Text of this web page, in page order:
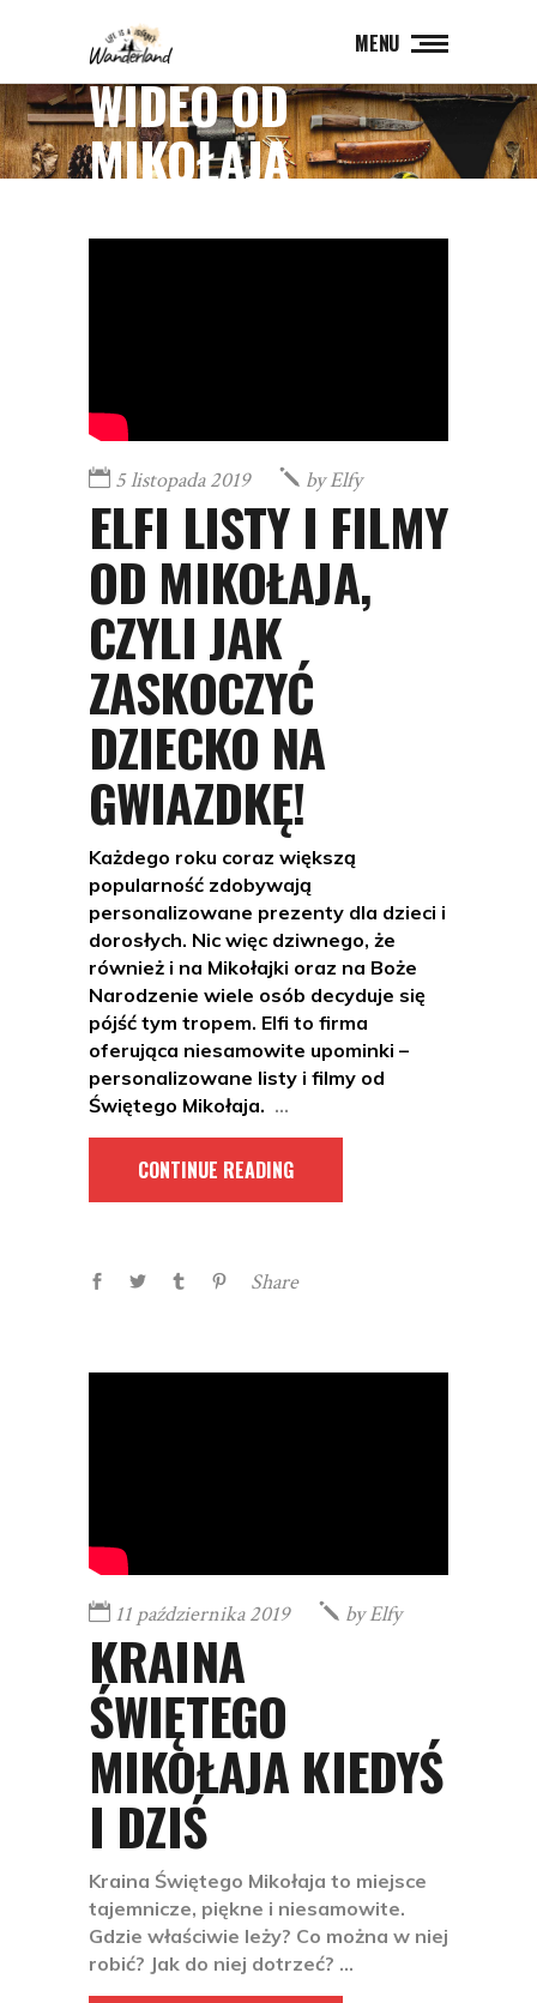
MENU
WIDEO OD
MIKOŁAJA
5 listopada 2019 byElfy
ELFI LISTY I FILMY
OD MIKOŁAJA,
CZYLI JAK
ZASKOCZYĆ
DZIECKO NA
GWIAZDKĘ!
Każdego roku coraz większą
popularność zdobywają
personalizowane prezenty dla dzieci i
dorosłych. Nic więc dziwnego, że
również i na Mikołajki oraz na Boże
Narodzenie wiele osób decyduje się
pójść tym tropem. Elfi to firma
oferująca niesamowite upominki –
personalizowane listy i filmy od
Świętego Mikołaja.
CONTINUE READING
Share
11 października 2019 byElfy
KRAINA
ŚWIĘTEGO
MIKOŁAJA KIEDYŚ
I DZIŚ
Kraina Świętego Mikołaja to miejsce
tajemnicze, piękne i niesamowite.
Gdzie właściwie leży? Co można w niej
robić? Jak do niej dotrzeć?